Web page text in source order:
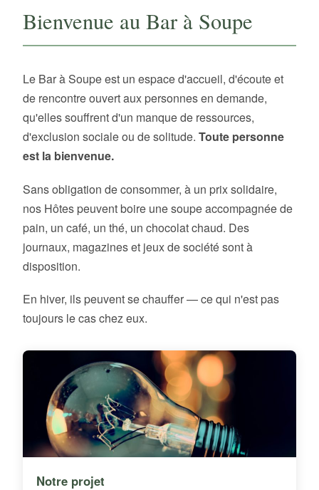
Bienvenue au Bar à Soupe
Le Bar à Soupe est un espace d'accueil, d'écoute et
de rencontre ouvert aux personnes en demande,
qu'elles souffrent d'un manque de ressources,
d'exclusion sociale ou de solitude. Toute personne
est la bienvenue.
Sans obligation de consommer, à un prix solidaire,
nos Hôtes peuvent boire une soupe accompagnée de
pain, un café, un thé, un chocolat chaud. Des
journaux, magazines et jeux de société sont à
disposition.
En hiver, ils peuvent se chauffer — ce qui n'est pas
toujours le cas chez eux.
Notre projet